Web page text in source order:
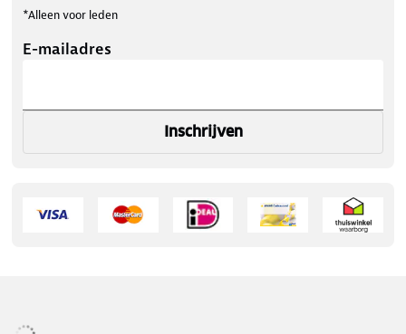
*Alleen voor leden
E-mailadres
Inschrijven